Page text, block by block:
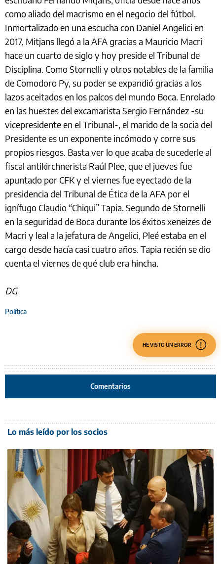
como aliado del macrismo en el negocio del fútbol.
Inmortalizado en una escucha con Daniel Angelici en
2017, Mitjans llegó a la AFA gracias a Mauricio Macri
hace un cuarto de siglo y hoy preside el Tribunal de
Disciplina. Como Stornelli y otros notables de la familia
de Comodoro Py, su poder se expandió gracias a los
lazos aceitados en los palcos del mundo Boca. Enrolado
en las huestes del excamarista Sergio Fernández -su
vicepresidente en el Tribunal-, el marido de la socia del
Presidente es un exponente incómodo y corre sus
propios riesgos. Basta ver lo que acaba de sucederle al
fiscal antikirchnerista Raúl Plee, que el jueves fue
apuntado por CFK y el viernes fue eyectado de la
presidencia del Tribunal de Ética de la AFA por el
ignífugo Claudio “Chiqui” Tapia. Segundo de Stornelli
en la seguridad de Boca durante los éxitos xeneizes de
Macri y leal a la jefatura de Angelici, Pleé estaba en el
cargo desde hacía casi cuatro años. Tapia recién se dio
cuenta el viernes de qué club era hincha.
DG
Política
HE VISTO UN ERROR
Comentarios
Lo más leído por los socios